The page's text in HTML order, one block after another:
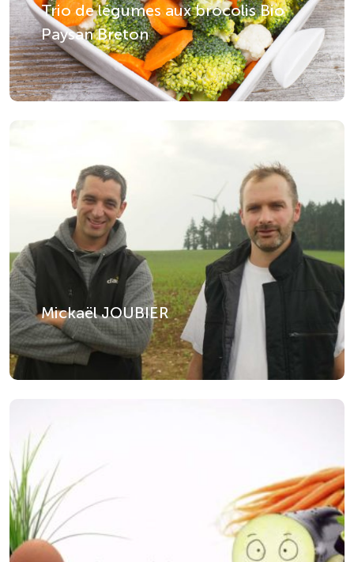
Trio de légumes aux brocolis Bio
Paysan Breton
Mickaël JOUBIER